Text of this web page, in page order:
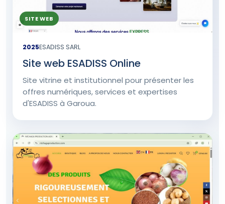
SITE WEB
2025ESADISS SARL
Site web ESADISS Online
Site vitrine et institutionnel pour présenter les
offres numériques, services et expertises
d'ESADISS à Garoua.